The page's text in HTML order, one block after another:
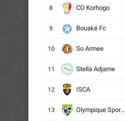
8 CO Korhogo
9 Bouaké Fc
10 So Armee
11 Stella Adjame
12 ISCA
13 Olympique Sport d'Abobo FC